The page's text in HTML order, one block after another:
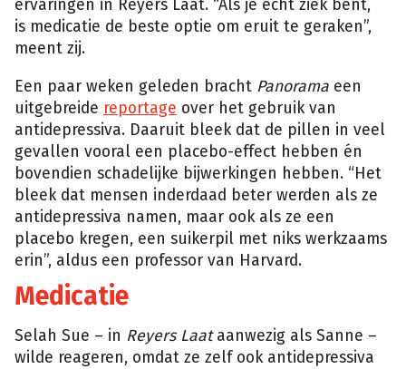
ervaringen in Reyers Laat. “Als je echt ziek bent,
is medicatie de beste optie om eruit te geraken”,
meent zij.
Een paar weken geleden bracht Panorama een
uitgebreide reportage over het gebruik van
antidepressiva. Daaruit bleek dat de pillen in veel
gevallen vooral een placebo-effect hebben én
bovendien schadelijke bijwerkingen hebben. “Het
bleek dat mensen inderdaad beter werden als ze
antidepressiva namen, maar ook als ze een
placebo kregen, een suikerpil met niks werkzaams
erin”, aldus een professor van Harvard.
Medicatie
Selah Sue – in Reyers Laataanwezig als Sanne –
wilde reageren, omdat ze zelf ook antidepressiva